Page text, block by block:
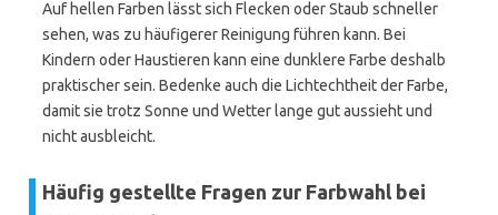
Auf hellen Farben lässt sich Flecken oder Staub schneller
sehen, was zu häufigerer Reinigung führen kann. Bei
Kindern oder Haustieren kann eine dunklere Farbe deshalb
praktischer sein. Bedenke auch die Lichtechtheit der Farbe,
damit sie trotz Sonne und Wetter lange gut aussieht und
nicht ausbleicht.
Häufig gestellte Fragen zur Farbwahl bei